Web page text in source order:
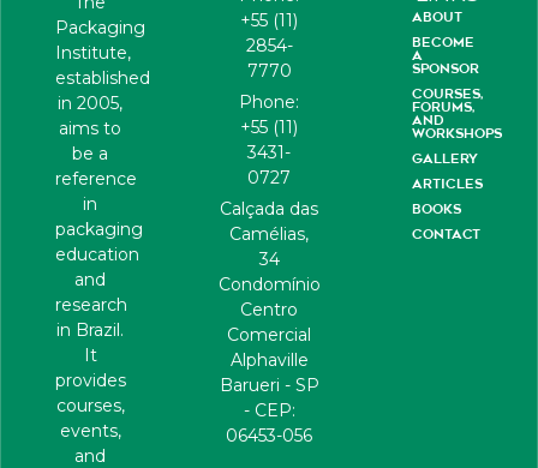
Packaging
Institute,
established
in 2005,
aims to
be a
reference
in
packaging
education
and
research
in Brazil.
It
provides
courses,
events,
and
+55 (11)
2854-
7770
Phone:
+55 (11)
3431-
0727
Calçada das
Camélias,
34
Condomínio
Centro
Comercial
Alphaville
Barueri - SP
- CEP:
06453-056
ABOUT
BECOME
A
SPONSOR
COURSES,
FORUMS,
AND
WORKSHOPS
GALLERY
ARTICLES
BOOKS
CONTACT